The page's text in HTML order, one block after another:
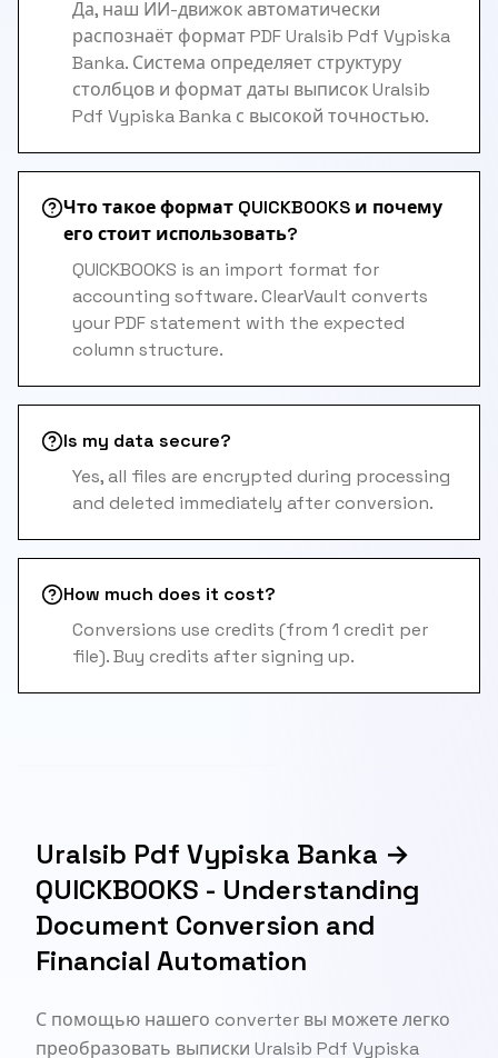
Да, наш ИИ-движок автоматически
распознаёт формат PDF Uralsib Pdf Vypiska
Banka. Система определяет структуру
столбцов и формат даты выписок Uralsib
Pdf Vypiska Banka с высокой точностью.
Что такое формат QUICKBOOKS и почему
его стоит использовать?
QUICKBOOKS is an import format for
accounting software. ClearVault converts
your PDF statement with the expected
column structure.
Is my data secure?
Yes, all files are encrypted during processing
and deleted immediately after conversion.
How much does it cost?
Conversions use credits (from 1 credit per
file). Buy credits after signing up.
Uralsib Pdf Vypiska Banka →
QUICKBOOKS - Understanding
Document Conversion and
Financial Automation
С помощью нашего converter вы можете легко
преобразовать выписки Uralsib Pdf Vypiska